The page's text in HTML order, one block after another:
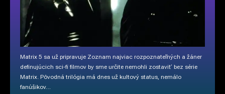
Matrix 5 sa už pripravuje Zoznam najviac rozpoznateľných a žáner
definujúcich sci-fi filmov by sme určite nemohli zostaviť bez série
Matrix. Pôvodná trilógia má dnes už kultový status, nemálo
fanúšikov…